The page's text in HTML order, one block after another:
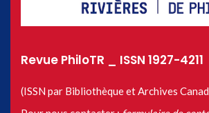
Revue PhiloTR _ ISSN 1927-4211
(ISSN par Bibliothèque et Archives